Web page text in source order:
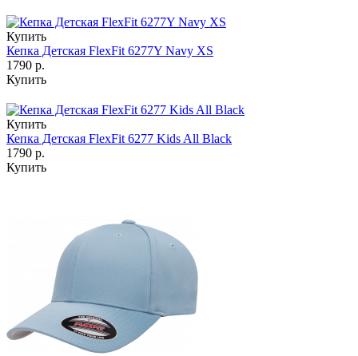
Купить
Кепка Детская FlexFit 6277Y Navy XS
1790 р.
Купить
Купить
Кепка Детская FlexFit 6277 Kids All Black
1790 р.
Купить